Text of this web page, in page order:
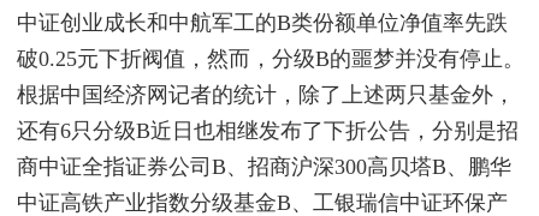
中证创业成长和中航军工的B类份额单位净值率先跌
破0.25元下折阀值，然而，分级B的噩梦并没有停止。
根据中国经济网记者的统计，除了上述两只基金外，
还有6只分级B近日也相继发布了下折公告，分别是招
商中证全指证券公司B、招商沪深300高贝塔B、鹏华
中证高铁产业指数分级基金B、工银瑞信中证环保产